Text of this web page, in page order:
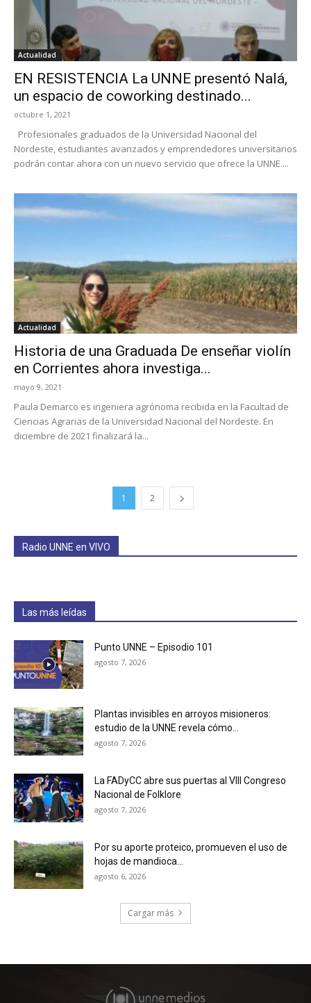
Actualidad
EN RESISTENCIA La UNNE presentó Nalá,
un espacio de coworking destinado...
octubre 1, 2021
Profesionales graduados de la Universidad Nacional del
Nordeste, estudiantes avanzados y emprendedores universitarios
podrán contar ahora con un nuevo servicio que ofrece la UNNE....
Actualidad
Historia de una Graduada De enseñar violín
en Corrientes ahora investiga...
mayo 9, 2021
Paula Demarco es ingeniera agrónoma recibida en la Facultad de
Ciencias Agrarias de la Universidad Nacional del Nordeste. En
diciembre de 2021 finalizará la...
1 2
Radio UNNE en VIVO
Las más leídas
Punto UNNE – Episodio 101
agosto 7, 2026
Plantas invisibles en arroyos misioneros:
estudio de la UNNE revela cómo...
agosto 7, 2026
La FADyCC abre sus puertas al VIII Congreso
Nacional de Folklore
agosto 7, 2026
Por su aporte proteico, promueven el uso de
hojas de mandioca...
agosto 6, 2026
Cargar más